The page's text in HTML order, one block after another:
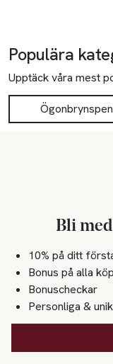
Populära
Upptäck våra mest
Bli
10% på ditt
Bonus på alla köp
Bonuscheckar
Personliga &